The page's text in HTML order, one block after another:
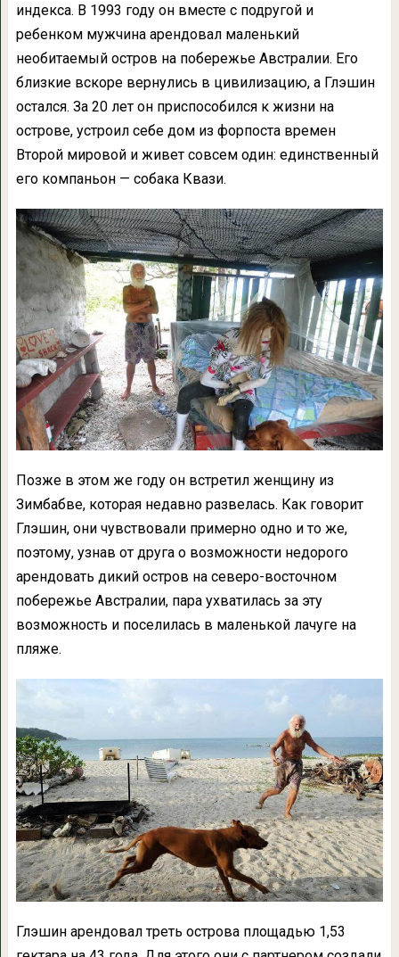
индекса. В 1993 году он вместе с подругой и
ребенком мужчина арендовал маленький
необитаемый остров на побережье Австралии. Его
близкие вскоре вернулись в цивилизацию, а Глэшин
остался. За 20 лет он приспособился к жизни на
острове, устроил себе дом из форпоста времен
Второй мировой и живет совсем один: единственный
его компаньон — собака Квази.
Позже в этом же году он встретил женщину из
Зимбабве, которая недавно развелась. Как говорит
Глэшин, они чувствовали примерно одно и то же,
поэтому, узнав от друга о возможности недорого
арендовать дикий остров на северо-восточном
побережье Австралии, пара ухватилась за эту
возможность и поселилась в маленькой лачуге на
пляже.
Глэшин арендовал треть острова площадью 1,53